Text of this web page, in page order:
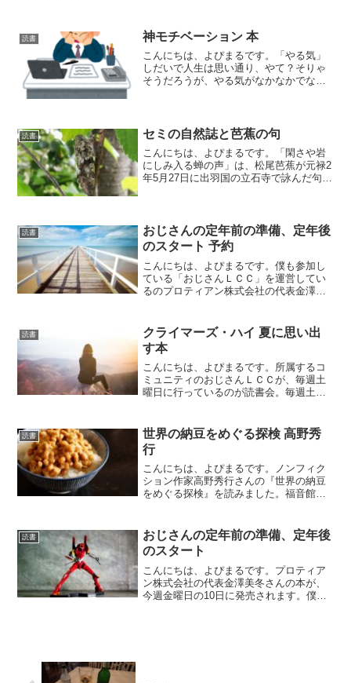
読書 神モチベーション 本
こんにちは、よぴまるです。「やる気」
しだいで人生は思い通り、やて？そりゃ
そうだろうが、やる気がなかなかでない
それに続いて、なになに？...
読書 セミの自然誌と芭蕉の句
こんにちは、よぴまるです。「閑さや岩
にしみ入る蝉の声」は、松尾芭蕉が元禄2
年5月27日に出羽国の立石寺で詠んだ句と
かな自然...
読書
おじさんの定年前の準備、定年後
のスタート 予約
こんにちは、よぴまるです。僕も参加し
ている「おじさんＬＣＣ」を運営してい
るのプロティアン株式会社の代表金澤美
に僕は、おじさんＬＣＣでは「こめま
る」と名乗っています。...
読書
クライマーズ・ハイ 夏に思い出
す本
こんにちは、よぴまるです。所属するコ
ミュニティのおじさんＬＣＣが、毎週土
曜日に行っているのが読書会。毎週土曜
が、夏にちなんだ本。僕が紹介したの
が、横山秀夫作『クライ...
読書
世界の納豆をめぐる探検 高野秀
行
こんにちは、よぴまるです。ノンフィク
ション作家高野秀行さんの『世界の納豆
をめぐる探検』を読みました。福音館書
ーは「誰も行かないところへ行き、誰も
やらないことをし、...
読書
おじさんの定年前の準備、定年後
のスタート
こんにちは、よぴまるです。プロティア
ン株式会社の代表金澤美冬さんの本が、
今週金曜日の10日に発売されます。僕